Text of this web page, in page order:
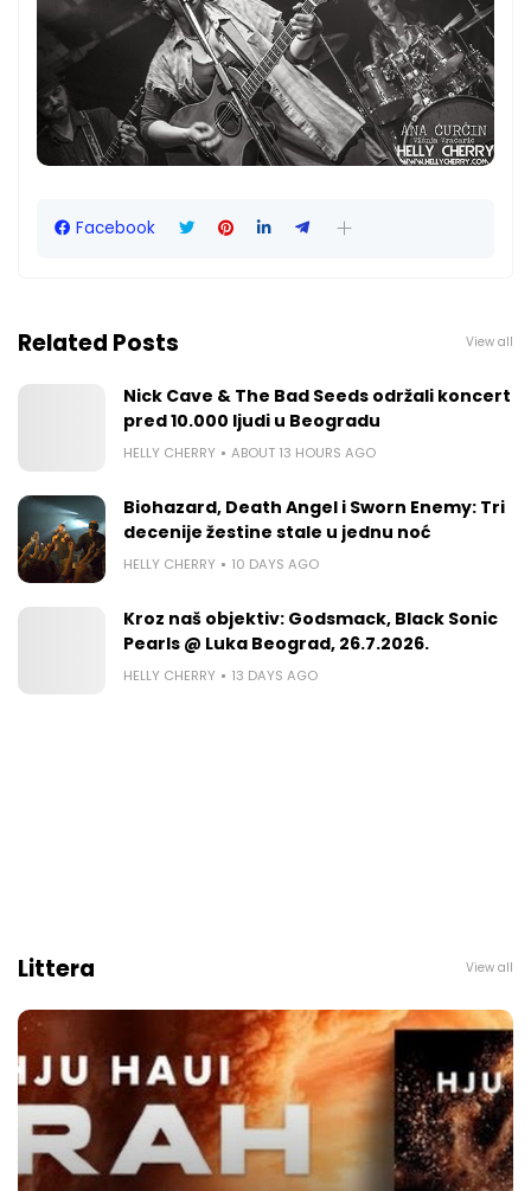
Facebook
Related Posts View all
Nick Cave & The Bad Seeds održali koncert
pred 10.000 ljudi u Beogradu
HELLY CHERRY ABOUT 13 HOURS AGO
Biohazard, Death Angel i Sworn Enemy: Tri
decenije žestine stale u jednu noć
HELLY CHERRY 10 DAYS AGO
Kroz naš objektiv: Godsmack, Black Sonic
Pearls @ Luka Beograd, 26.7.2026.
HELLY CHERRY 13 DAYS AGO
Littera View all